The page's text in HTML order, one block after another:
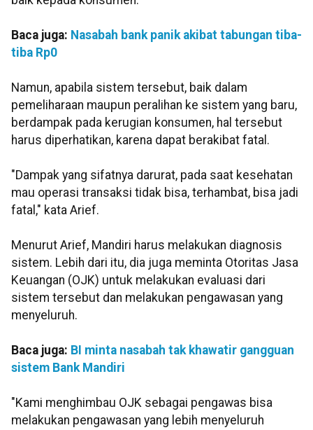
Baca juga: Nasabah bank panik akibat tabungan tiba-
tiba Rp0
Namun, apabila sistem tersebut, baik dalam
pemeliharaan maupun peralihan ke sistem yang baru,
berdampak pada kerugian konsumen, hal tersebut
harus diperhatikan, karena dapat berakibat fatal.
"Dampak yang sifatnya darurat, pada saat kesehatan
mau operasi transaksi tidak bisa, terhambat, bisa jadi
fatal," kata Arief.
Menurut Arief, Mandiri harus melakukan diagnosis
sistem. Lebih dari itu, dia juga meminta Otoritas Jasa
Keuangan (OJK) untuk melakukan evaluasi dari
sistem tersebut dan melakukan pengawasan yang
menyeluruh.
Baca juga: BI minta nasabah tak khawatir gangguan
sistem Bank Mandiri
"Kami menghimbau OJK sebagai pengawas bisa
melakukan pengawasan yang lebih menyeluruh